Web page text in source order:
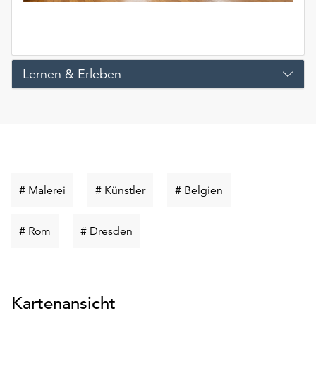
Lernen & Erleben
# Malerei Schlüsselwort
# KünstlerSchlüsselwort
# Belgien
# Rom Schlüsselwort
# Dresden
Kartenansicht